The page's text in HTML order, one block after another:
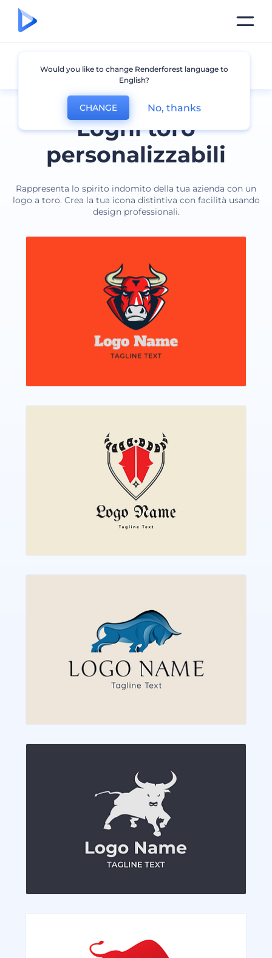
Loghi toro
personalizzabili
Rappresenta lo spirito indomito della tua azienda con un
logo a toro. Crea la tua icona distintiva con facilità usando
design professionali.
Toro
Would you like to change Renderforest language to
English?
CHANGE No, thanks